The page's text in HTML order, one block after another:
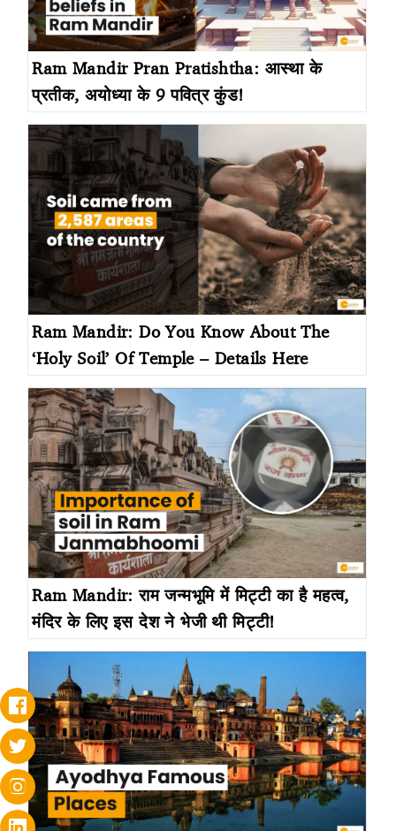
Ram Mandir Pran Pratishtha: आस्था के
प्रतीक, अयोध्या के 9 पवित्र कुंड!
Ram Mandir: Do You Know About The
‘Holy Soil’ Of Temple – Details Here
Ram Mandir: राम जन्मभूमि में मिट्टी का है महत्व,
मंदिर के लिए इस देश ने भेजी थी मिट्टी!